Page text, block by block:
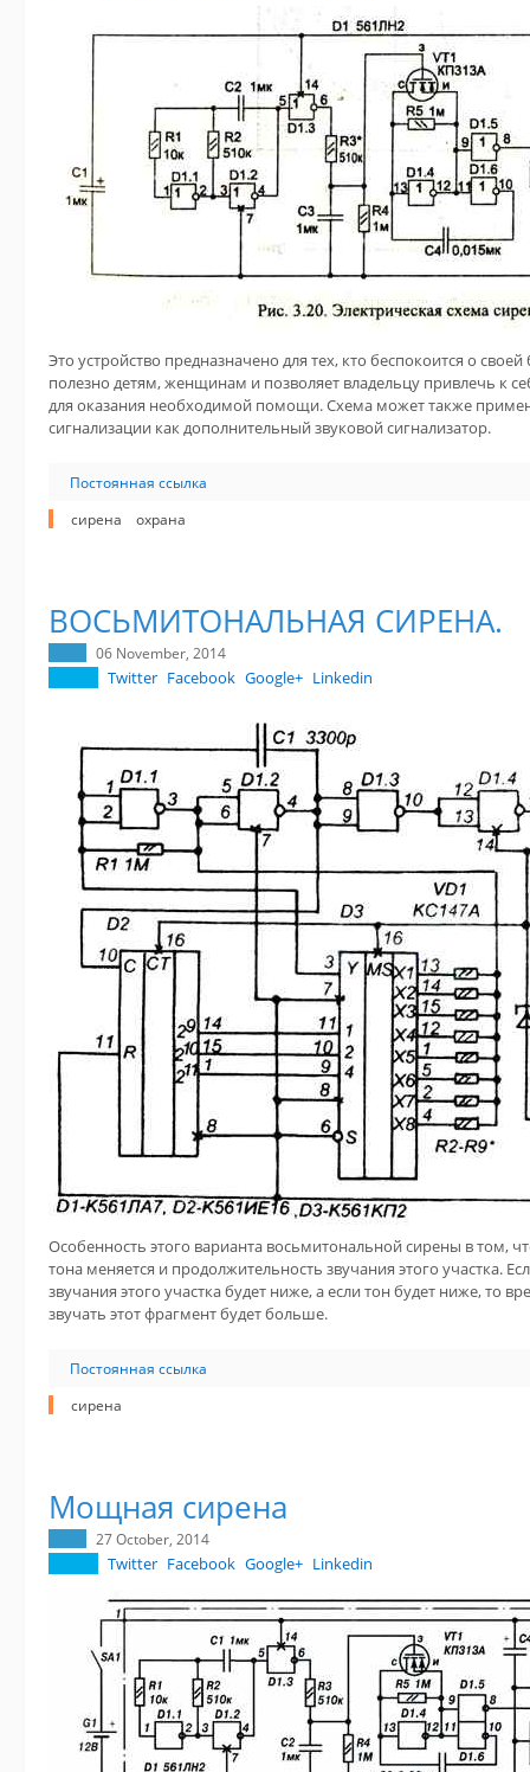
Это устройство предназначено для тех, кто беспокоится о
полезно детям, женщинам и позволяет владельцу привлечь к
для оказания необходимой помощи. Схема может также
сигнализации как дополнительный звуковой сигнализатор.
Постоянная ссылка
сирена
охрана
ВОСЬМИТОНАЛЬНАЯ СИРЕНА.
06 November, 2014
Twitter Facebook Google+ Linkedin
Особенность этого варианта восьмитональной сирены в том,
тона меняется и продолжительность звучания этого участка.
звучания этого участка будет ниже, а если тон будет ниже, то
звучать этот фрагмент будет больше.
Постоянная ссылка
сирена
Мощная сирена
27 October, 2014
Twitter Facebook Google+ Linkedin